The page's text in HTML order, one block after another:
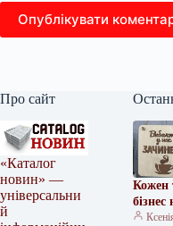
Опублікувати
Про сайт
«Каталог
новин» —
універсальни
й
Кожен